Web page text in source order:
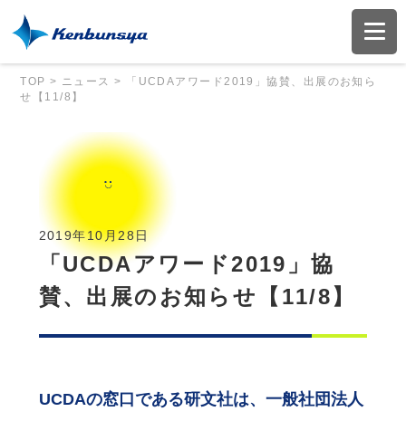
TOP > ニュース >
「UCDAアワード2019」協賛、出展のお知ら
せ【11/8】
2019年10月28日
「UCDAアワード2019」協
賛、出展のお知らせ【11/8】
UCDAの窓口である研文社は、一般社団法人